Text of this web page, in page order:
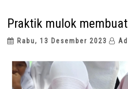
Praktik mulok
Rabu, 13 Desember 2023